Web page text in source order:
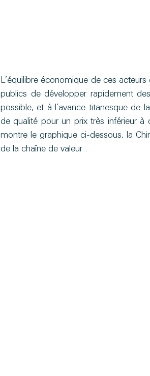
L’équilibre économique de ces
publics de développer rapidement
possible, et à l’avance titanesque de
de qualité pour un prix très inférieur
montre le graphique ci-dessous, la
de la chaîne de valeur :